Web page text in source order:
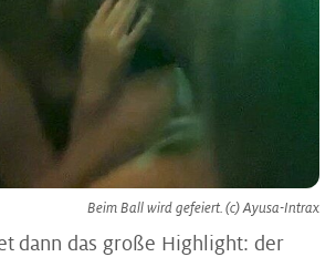
Beim Ball wird gefeiert. (c) Ayusa-Intrax
dann das große Highlight: der